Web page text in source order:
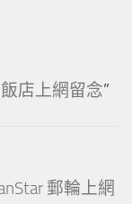
店上網留念”
郵輪上網